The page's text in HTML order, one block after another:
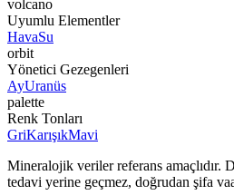
volcano
Uyumlu Elementler
HavaSu
orbit
Yönetici Gezegenleri
AyUranüs
palette
Renk Tonları
GriKarışıkMavi
Mineralojik veriler referans amaçlıdır.
tedavi yerine geçmez, doğrudan şifa